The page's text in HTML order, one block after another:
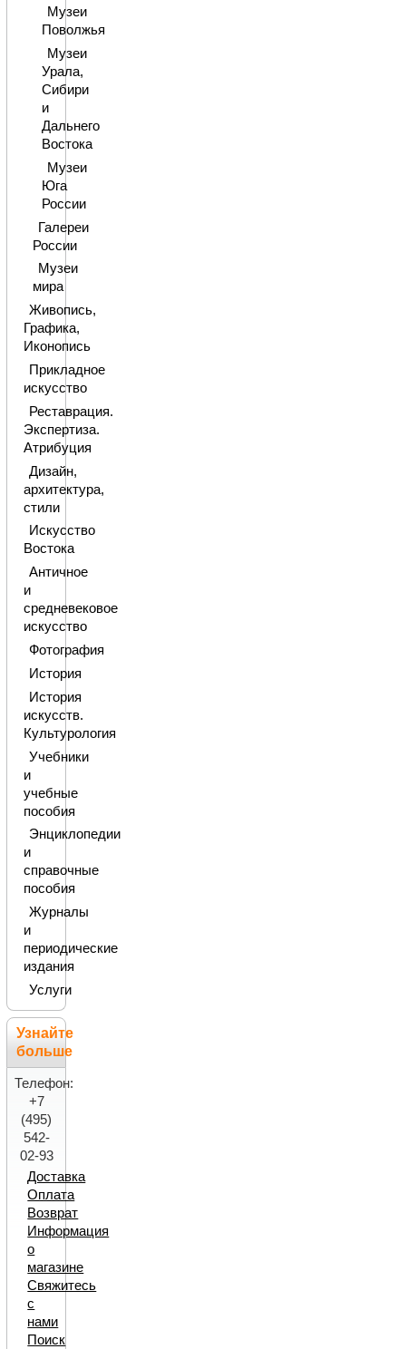
Музеи
Поволжья
Музеи
Урала,
Сибири
и
Дальнего
Востока
Музеи
Юга
России
Галереи
России
Музеи
мира
Живопись,
Графика,
Иконопись
Прикладное
искусство
Реставрация.
Экспертиза.
Атрибуция
Дизайн,
архитектура,
стили
Искусство
Востока
Античное
и
средневековое
искусство
Фотография
История
История
искусств.
Культурология
Учебники
и
учебные
пособия
Энциклопедии
и
справочные
пособия
Журналы
и
периодические
издания
Услуги
Узнайте
больше
Телефон:
+7
(495)
542-
02-93
Доставка
Оплата
Возврат
Информация
о
магазине
Свяжитесь
с
нами
Поиск